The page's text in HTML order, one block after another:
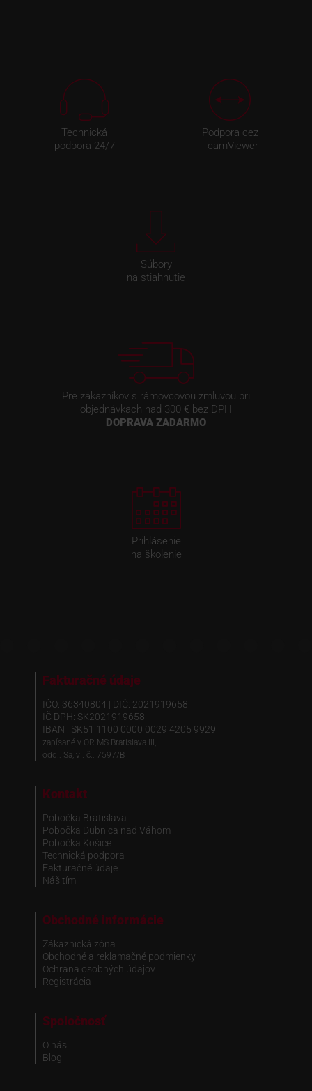
Technická
podpora 24/7
Podpora cez
TeamViewer
Súbory
na stiahnutie
Pre zákazníkov s rámovcovou zmluvou pri
objednávkach nad 300 € bez DPH
DOPRAVA ZADARMO
Prihlásenie
na školenie
Fakturačné údaje
IČO: 36340804 | DIČ: 2021919658
IČ DPH: SK2021919658
IBAN : SK51 1100 0000 0029 4205 9929
zapísané v OR MS Bratislava III,
odd.: Sa, vl. č.: 7597/B
Kontakt
Pobočka Bratislava
Pobočka Dubnica nad Váhom
Pobočka Košice
Technická podpora
Fakturačné údaje
Náš tím
Obchodné informácie
Zákaznická zóna
Obchodné a reklamačné podmienky
Ochrana osobných údajov
Registrácia
Spoločnosť
O nás
Blog